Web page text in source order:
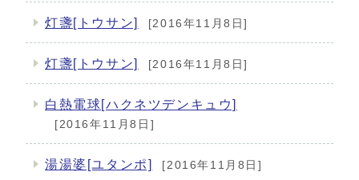
灯盞[トウサン] [2016年11月8日]
灯盞[トウサン] [2016年11月8日]
白熱電球[ハクネツデンキュウ]
[2016年11月8日]
湯湯婆[ユタンポ] [2016年11月8日]